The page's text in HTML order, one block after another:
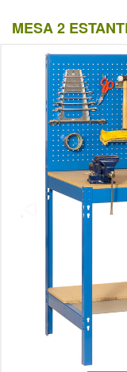
MESA 2